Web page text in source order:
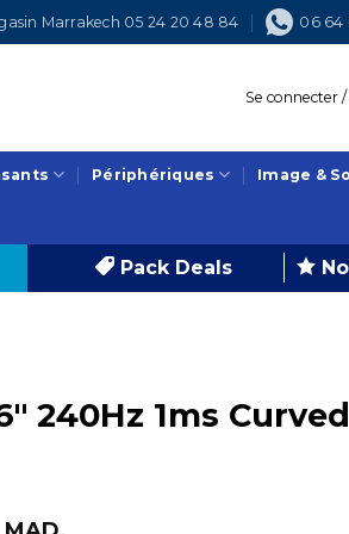
Marrakech 05 24 20 48 84 06 64
Se connecter /
Périphériques Image &
Pack Deals
240Hz 1ms